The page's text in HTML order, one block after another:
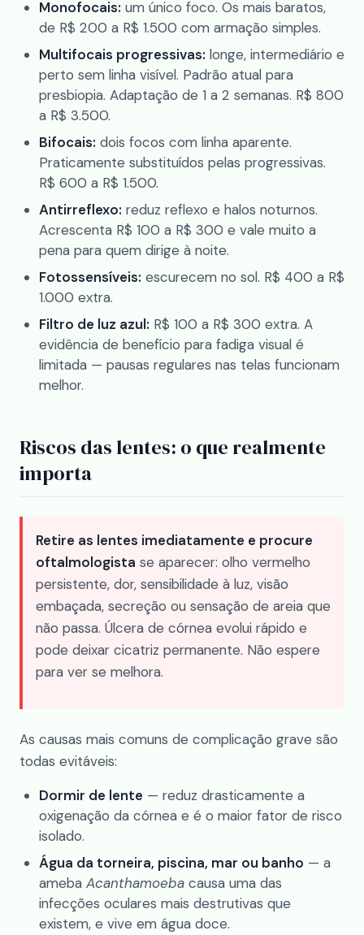
Monofocais: um único foco. Os mais baratos,
de R$ 200 a R$ 1.500 com armação simples.
Multifocais progressivas: longe, intermediário e
perto sem linha visível. Padrão atual para
presbiopia. Adaptação de 1 a 2 semanas. R$ 800
a R$ 3.500.
Bifocais: dois focos com linha aparente.
Praticamente substituídos pelas progressivas.
R$ 600 a R$ 1.500.
Antirreflexo: reduz reflexo e halos noturnos.
Acrescenta R$ 100 a R$ 300 e vale muito a
pena para quem dirige à noite.
Fotossensíveis: escurecem no sol. R$ 400 a R$
1.000 extra.
Filtro de luz azul: R$ 100 a R$ 300 extra. A
evidência de benefício para fadiga visual é
limitada — pausas regulares nas telas funcionam
melhor.
Riscos das lentes: o que realmente
importa
Retire as lentes imediatamente e procure
oftalmologista se aparecer: olho vermelho
persistente, dor, sensibilidade à luz, visão
embaçada, secreção ou sensação de areia que
não passa. Úlcera de córnea evolui rápido e
pode deixar cicatriz permanente. Não espere
para ver se melhora.
As causas mais comuns de complicação grave são
todas evitáveis:
Dormir de lente — reduz drasticamente a
oxigenação da córnea e é o maior fator de risco
isolado.
Água da torneira, piscina, mar ou banho — a
ameba Acanthamoeba causa uma das
infecções oculares mais destrutivas que
existem, e vive em água doce.